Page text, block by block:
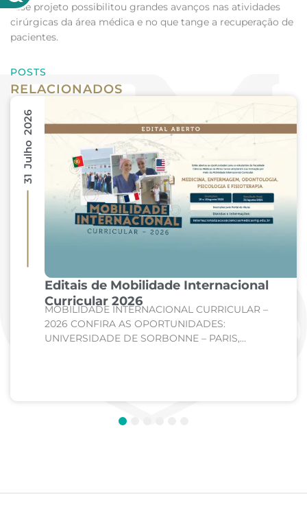
esse projeto possibilitou grandes avanços nas atividades
cirúrgicas da área médica e no que tange a recuperação de
pacientes.
POSTS
RELACIONADOS
Editais de Mobilidade Internacional
Curricular 2026
MOBILIDADE INTERNACIONAL CURRICULAR –
2026 CONFIRA AS OPORTUNIDADES:
UNIVERSIDADE DE SORBONNE – PARIS,
31 Julho 2026
4